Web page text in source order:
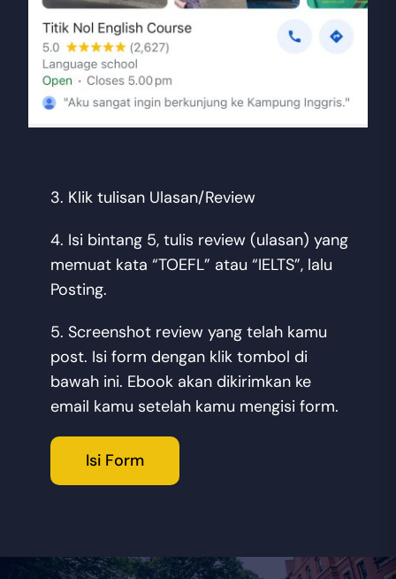
3. Klik tulisan Ulasan/Review
4. Isi bintang 5, tulis review (ulasan) yang
memuat kata “TOEFL” atau “IELTS”, lalu
Posting.
5. Screenshot review yang telah kamu
post. Isi form dengan klik tombol di
bawah ini. Ebook akan dikirimkan ke
email kamu setelah kamu mengisi form.
Isi Form